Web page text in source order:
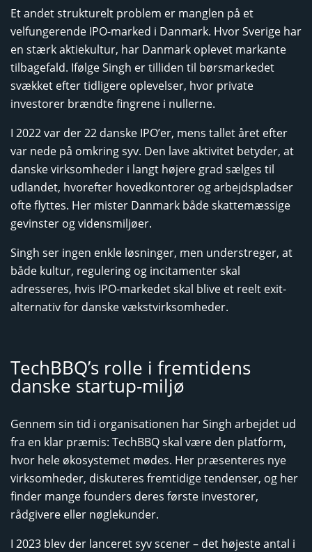
Et andet strukturelt problem er manglen på et
velfungerende IPO-marked i Danmark. Hvor Sverige har
en stærk aktiekultur, har Danmark oplevet markante
tilbagefald. Ifølge Singh er tilliden til børsmarkedet
svækket efter tidligere oplevelser, hvor private
investorer brændte fingrene i nullerne.
I 2022 var der 22 danske IPO’er, mens tallet året efter
var nede på omkring syv. Den lave aktivitet betyder, at
danske virksomheder i langt højere grad sælges til
udlandet, hvorefter hovedkontorer og arbejdspladser
ofte flyttes. Her mister Danmark både skattemæssige
gevinster og vidensmiljøer.
Singh ser ingen enkle løsninger, men understreger, at
både kultur, regulering og incitamenter skal
adresseres, hvis IPO-markedet skal blive et reelt exit-
alternativ for danske vækstvirksomheder.
TechBBQ’s rolle i fremtidens
danske startup-miljø
Gennem sin tid i organisationen har Singh arbejdet ud
fra en klar præmis: TechBBQ skal være den platform,
hvor hele økosystemet mødes. Her præsenteres nye
virksomheder, diskuteres fremtidige tendenser, og her
finder mange founders deres første investorer,
rådgivere eller nøglekunder.
I 2023 blev der lanceret syv scener – det højeste antal i